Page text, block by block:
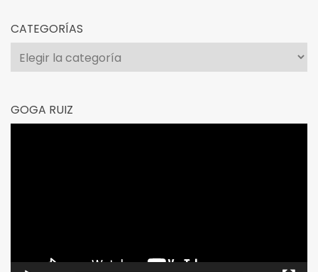
CATEGORÍAS
Categorías
GOGA RUIZ